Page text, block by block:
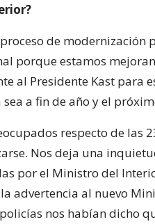
de modernización
porque estamos
al Presidente Kast para
a fin de año y el
respecto de las
Nos deja una
por el Ministro del
advertencia al nuevo
nos habían dicho